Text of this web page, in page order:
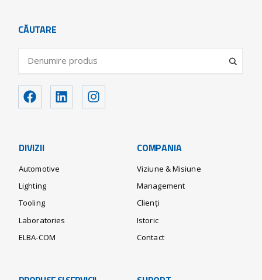
CĂUTARE
DIVIZII
Automotive
Lighting
Tooling
Laboratories
ELBA-COM
COMPANIA
Viziune & Misiune
Management
Clienți
Istoric
Contact